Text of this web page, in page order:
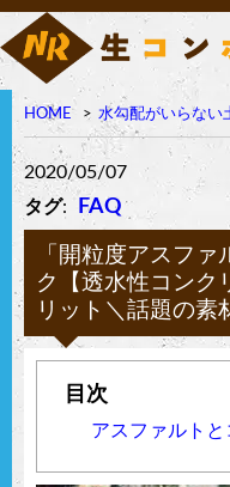
HOME 水勾配がいらない
2020/05/07
タグ: FAQ
「開粒度アスフ
ク【透水性コンク
リット＼話題の素
アスファルト